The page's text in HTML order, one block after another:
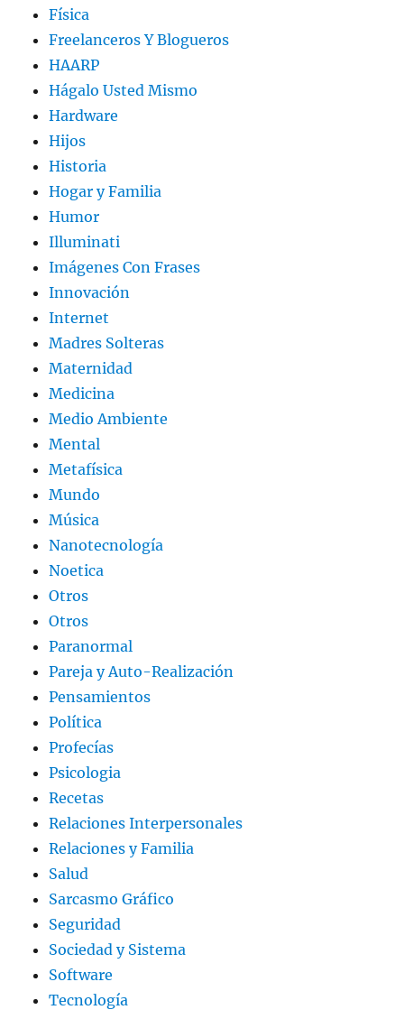
Física
Freelanceros Y Blogueros
HAARP
Hágalo Usted Mismo
Hardware
Hijos
Historia
Hogar y Familia
Humor
Illuminati
Imágenes Con Frases
Innovación
Internet
Madres Solteras
Maternidad
Medicina
Medio Ambiente
Mental
Metafísica
Mundo
Música
Nanotecnología
Noetica
Otros
Otros
Paranormal
Pareja y Auto-Realización
Pensamientos
Política
Profecías
Psicologia
Recetas
Relaciones Interpersonales
Relaciones y Familia
Salud
Sarcasmo Gráfico
Seguridad
Sociedad y Sistema
Software
Tecnología